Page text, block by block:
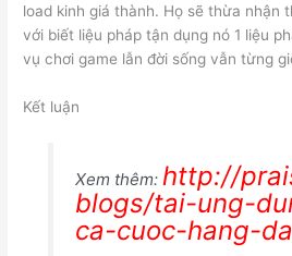
load kinh giá thành. Họ sẽ thừa
với biết liệu pháp tận dụng nó 1 liệu
vụ chơi game lẫn đời sống vẫn từng
Kết luận
Xem thêm: http://
blogs/tai-ung-
ca-cuoc-hang-